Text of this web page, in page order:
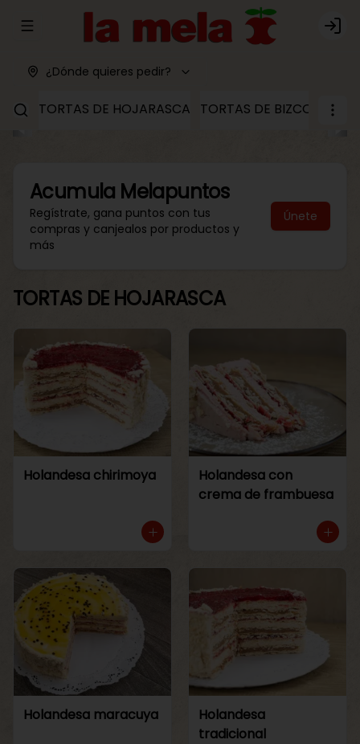
Abrir menu de navegación Login
¿Dónde quieres pedir?
TORTAS DE HOJARASCA TORTAS DE BIZCOCHO
Acumula Melapuntos
Regístrate, gana puntos con tus
compras y canjealos por productos y
más
Únete
TORTAS DE HOJARASCA
Holandesa chirimoya
Holandesa con
crema de frambuesa
Holandesa maracuya
Holandesa
tradicional